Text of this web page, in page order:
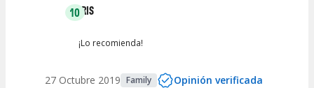
10IRIS
¡Lo recomienda!
27 Octubre 2019 Family Opinión verificada